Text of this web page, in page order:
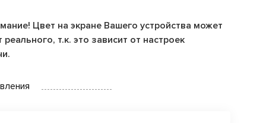
Цвет на экране Вашего устройства может
реального, т.к. это зависит от настроек